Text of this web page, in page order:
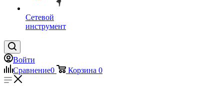
Сетевой
инструмент
Войти
Сравнение0 Корзина 0